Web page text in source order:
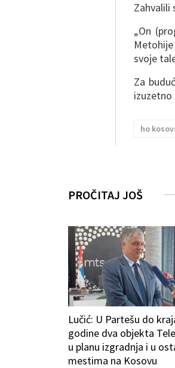
Zahvalili
„On
svoje
Za
ho
PROČITAJ JOŠ
Lučić: U Partešu do
godine dva objekta
u planu izgradnja i u
mestima na Kosovu